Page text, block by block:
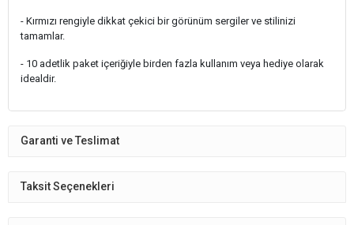
- Kırmızı rengiyle dikkat çekici bir görünüm sergiler ve stilinizi
tamamlar.
- 10 adetlik paket içeriğiyle birden fazla kullanım veya hediye olarak
idealdir.
Garanti ve Teslimat
Taksit Seçenekleri